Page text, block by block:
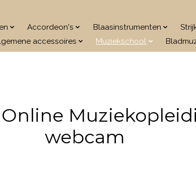
Accordeon's Blaasinstrumenten
accessoires Muziekschool
webcam